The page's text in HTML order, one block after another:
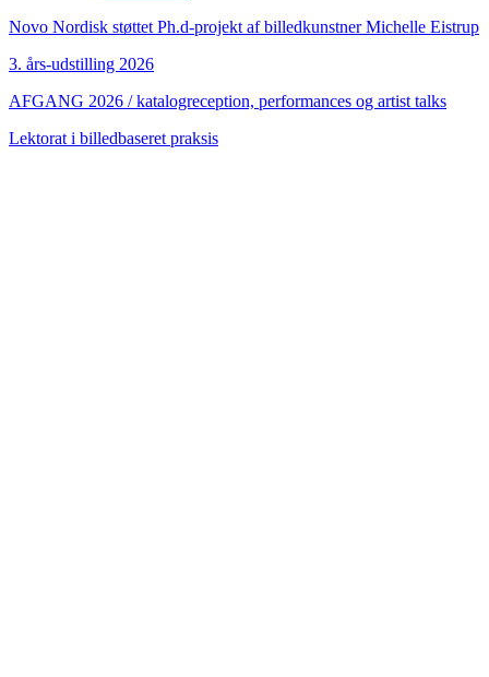
Novo Nordisk støttet Ph.d-projekt af billedkunstner Michelle Eistrup
3. års-udstilling 2026
AFGANG 2026 / katalogreception, performances og artist talks
Lektorat i billedbaseret praksis